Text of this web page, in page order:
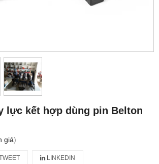
lực kết hợp dùng pin Belton
giá)
LINKEDIN